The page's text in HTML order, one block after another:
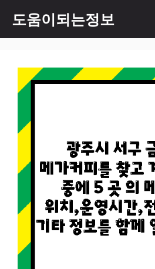
츠
도움이되는정보